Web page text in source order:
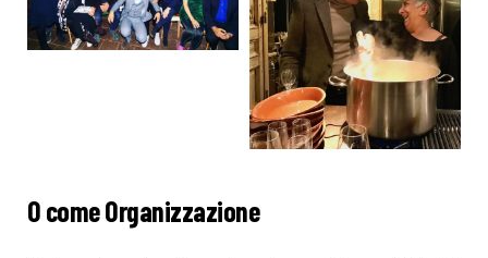
O come Organizzazione